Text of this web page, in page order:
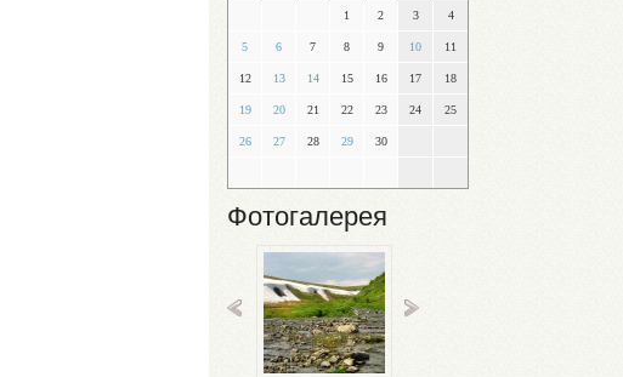
1 2 3 4
5 6 7 8 9 10 11
12 13 14 15 16 17 18
19 20 21 22 23 24 25
26 27 28 29 30
Фотогалерея